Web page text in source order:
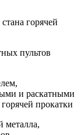
горячей
пультов
и раскатными
прокатки
металла,